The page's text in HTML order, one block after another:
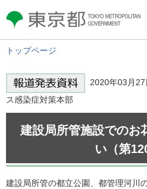
東京都 TOKYO METROPOLITAN
GOVERNMENT
トップページ
2020年03月
ス感染症対策本部
建設局所管施設でのお
い（第
建設局所管の都立公園、都管理河川